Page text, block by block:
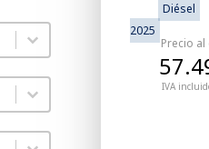
Diésel
2025
Precio
IVA